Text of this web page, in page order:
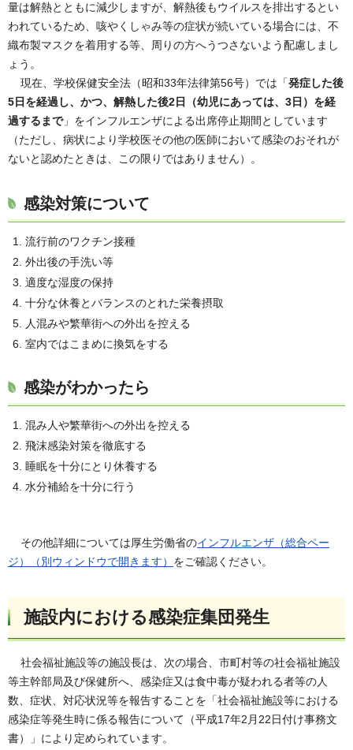
量は解熱とともに減少しますが、解熱後もウイルスを排出するとい
われているため、咳やくしゃみ等の症状が続いている場合には、不
織布製マスクを着用する等、周りの方へうつさないよう配慮しまし
ょう。
現在、学校保健安全法（昭和33年法律第56号）では「発症した後
5日を経過し、かつ、解熱した後2日（幼児にあっては、3日）を経
過するまで」をインフルエンザによる出席停止期間としています
（ただし、病状により学校医その他の医師において感染のおそれが
ないと認めたときは、この限りではありません）。
感染対策について
流行前のワクチン接種
外出後の手洗い等
適度な湿度の保持
十分な休養とバランスのとれた栄養摂取
人混みや繁華街への外出を控える
室内ではこまめに換気をする
感染がわかったら
混み人や繁華街への外出を控える
飛沫感染対策を徹底する
睡眠を十分にとり休養する
水分補給を十分に行う
その他詳細については厚生労働省のインフルエンザ（総合ペー
ジ）（別ウィンドウで開きます） をご確認ください。
施設内における感染症集団発生
社会福祉施設等の施設長は、次の場合、市町村等の社会福祉施設
等主幹部局及び保健所へ、感染症又は食中毒が疑われる者等の人
数、症状、対応状況等を報告することを「社会福祉施設等における
感染症等発生時に係る報告について（平成17年2月22日付け事務文
書）」により定められています。